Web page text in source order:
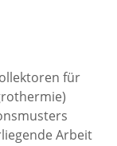
für
Arbeit